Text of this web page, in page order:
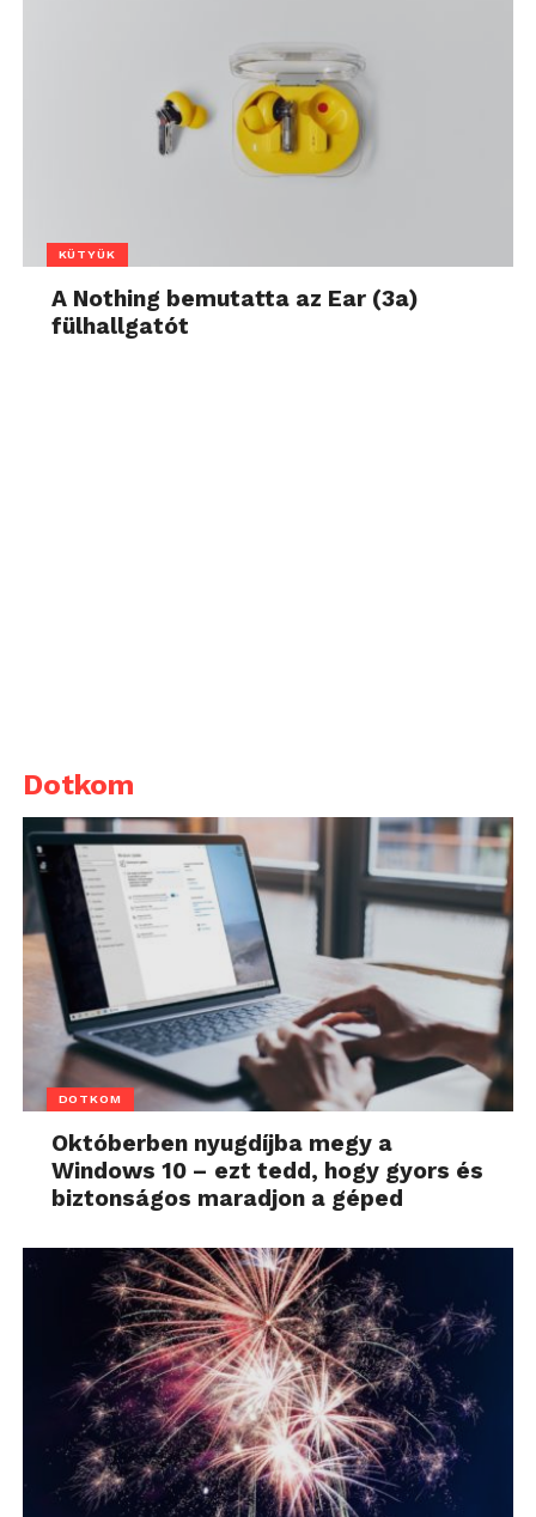
KÜTYÜK
A Nothing bemutatta az Ear (3a)
fülhallgatót
Dotkom
DOTKOM
Októberben nyugdíjba megy a
Windows 10 – ezt tedd, hogy gyors és
biztonságos maradjon a géped